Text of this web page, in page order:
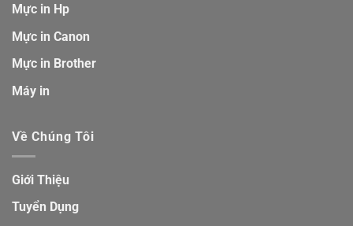
Mực in Hp
Mực in Canon
Mực in Brother
Máy in
Về Chúng Tôi
Giới Thiệu
Tuyển Dụng